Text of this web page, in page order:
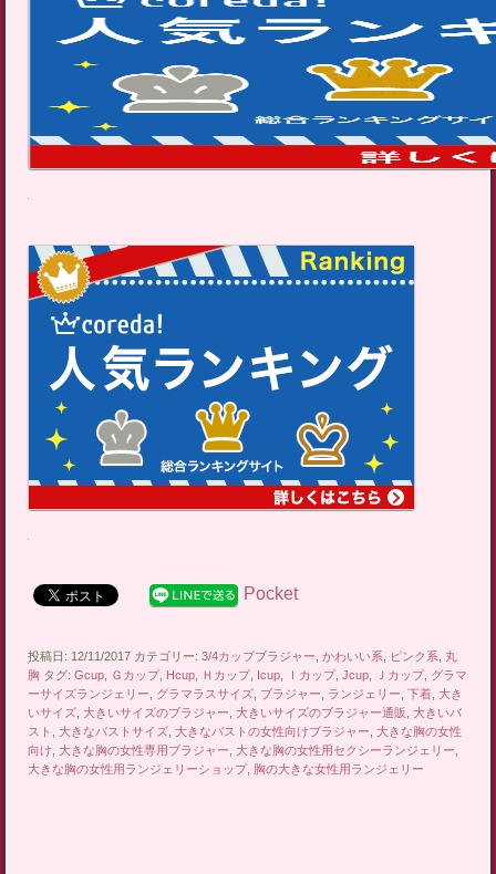
Pocket
投稿日: 12/11/2017 カテゴリー: 3/4カップブラジャー かわいい系 ピンク系
丸
胸 タグ: Gcup, Ｇカップ, Hcup, Ｈカップ, Icup, Ｉカップ, Jcup, Ｊカップ, グラマ
ーサイズランジェリー
グラマラスサイズ, ブラジャー ランジェリー 下着, 大き
いサイズ, 大きいサイズのブラジャー 大きいサイズのブラジャー通販 大きいバ
スト
大きなバストサイズ, 大きなバストの女性向けブラジャー 大きな胸の女性
向け 大きな胸の女性専用ブラジャー 大きな胸の女性用セクシーランジェリー
大きな胸の女性用ランジェリーショップ, 胸の大きな女性用ランジェリー